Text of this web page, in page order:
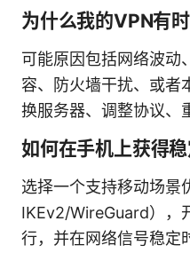
为什么我的VPN有时
可能原因包括网络波动
容、防火墙干扰、或者
换服务器、调整协议、
如何在手机上获得稳
选择一个支持移动场景
IKEv2/WireGuard），
行，并在网络信号稳定